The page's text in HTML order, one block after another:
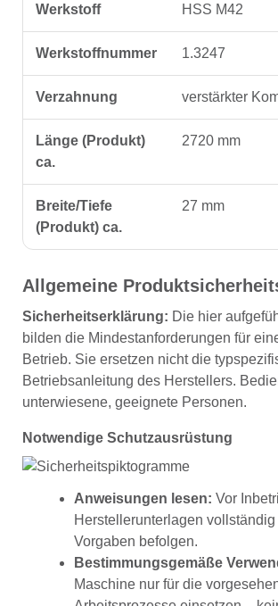
Werkstoff HSS M42
Werkstoffnummer 1.3247
Verzahnung verstärkter
Länge (Produkt)
ca.
2720 mm
Breite/Tiefe
(Produkt) ca.
27 mm
Allgemeine
Sicherheitserklärung: Die hier
bilden die Mindestanforderungen für
Betrieb. Sie ersetzen nicht die
Betriebsanleitung des Herstellers.
unterwiesene, geeignete Personen.
Notwendige Schutzausrüstung
Anweisungen lesen: Vor
Herstellerunterlagen
Vorgaben befolgen.
Bestimmungsgemäße
Maschine nur für die